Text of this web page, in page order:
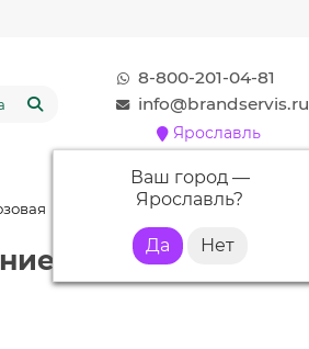
8-800-201-04-81
info@brandservis.ru
Ярославль
Ваш город —
Ярославль?
логотипа